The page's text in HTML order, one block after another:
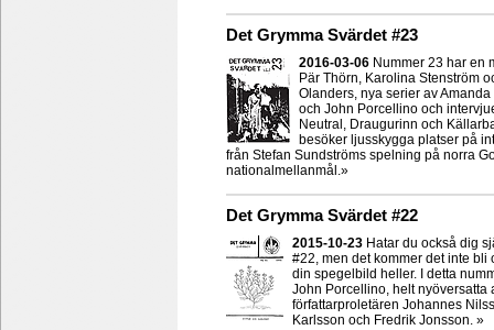
Det Grymma Svärdet #23
2016-03-06 Nummer 23 har en
Pär Thörn, Karolina Stenström
Olanders, nya serier av
och John Porcellino och
Neutral, Draugurinn och
besöker ljusskygga platser på
från Stefan Sundströms spelning på norra
nationalmellanmål.»
Det Grymma Svärdet #22
2015-10-23 Hatar du också dig
#22, men det kommer det inte bli
din spegelbild heller. I detta
John Porcellino, helt nyöversatta
författarproletären Johannes
Karlsson och Fredrik Jonsson. »